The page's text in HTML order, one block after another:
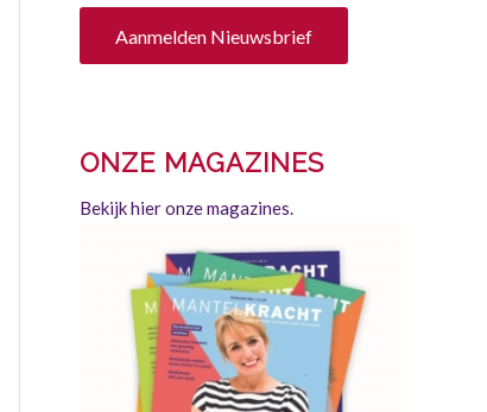
Aanmelden Nieuwsbrief
ONZE MAGAZINES
Bekijk hier onze magazines.